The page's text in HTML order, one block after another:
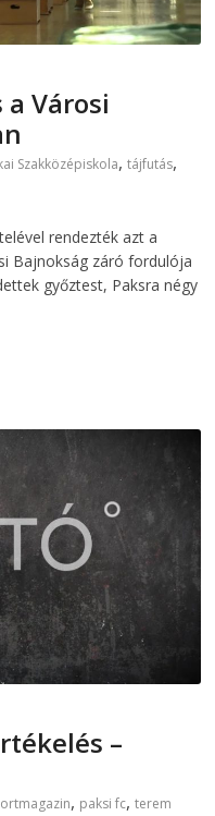
Városi
Szakközépiskola,tájfutás,
rendezték azt a
Bajnokság záró fordulója
győztest, Paksra négy
–
, paksi fc,terem